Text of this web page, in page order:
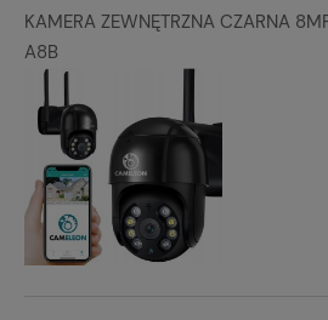
KAMERA ZEWNĘTRZNA CZARNA
A8B